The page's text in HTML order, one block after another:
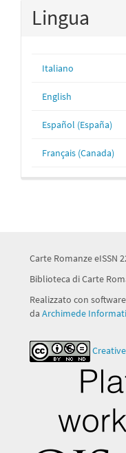
Lingua
Italiano
English
Español (España)
Français (Canada)
Carte Romanze eISSN
Biblioteca di Carte
Realizzato con software
da Archimede